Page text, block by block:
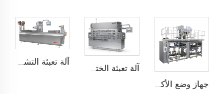
جهاز وضع الأكياس تلقائيًا ذو محطتين JCN-G2-2A-B
آلة تعبئة الختم على الألواح
آلة تعبئة التشكيل الحراري